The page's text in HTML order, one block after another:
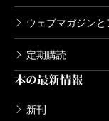
ウェブマガジンと
定期購読
本の最新情報
新刊